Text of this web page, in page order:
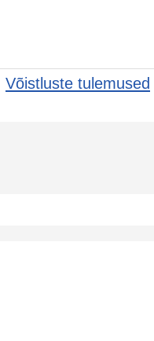
Võistluste tulemused